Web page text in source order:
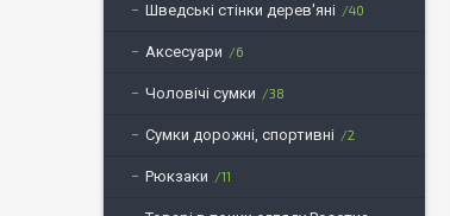
Шведські стінки дерев'яні 40
Аксесуари 6
Чоловічі сумки 38
Сумки дорожні, спортивні 2
Рюкзаки 11